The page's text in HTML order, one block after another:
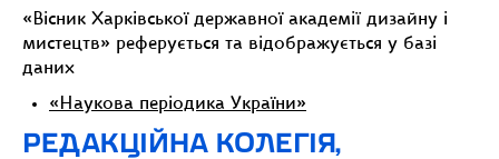
«Вісник Харківської державної академії дизайну і
мистецтв» реферується та відображується у базі
даних
«Наукова періодика України»
РЕДАКЦІЙНА КОЛЕГІЯ,